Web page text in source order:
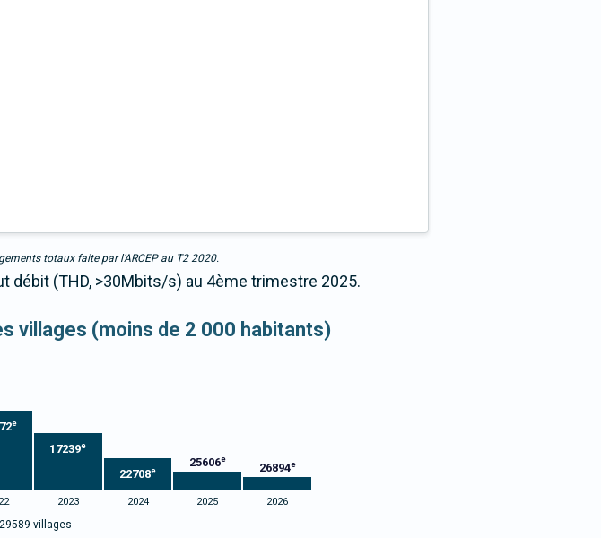
totaux faite par l’ARCEP au T2 2020.
débit (THD, >30Mbits/s) au 4ème trimestre 2025.
villages (moins de 2 000 habitants)
e
17239e
22708e
25606e
26894e
2023 2024 2025 2026
villages